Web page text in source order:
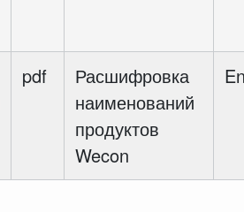
pdf
Расшифровка
наименований
продуктов
Wecon